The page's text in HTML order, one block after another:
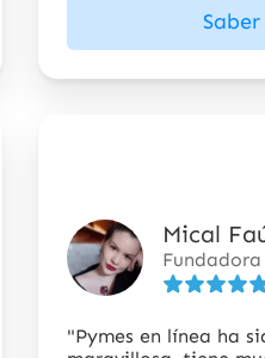
Mical
5
de
5
"Pymes en línea ha